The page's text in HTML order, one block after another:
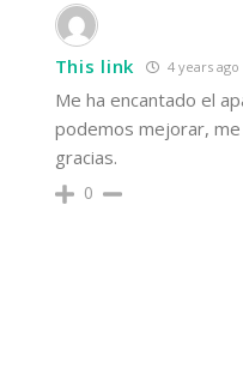
This link 4 years ago
Me ha encantado el
podemos mejorar,
gracias.
0